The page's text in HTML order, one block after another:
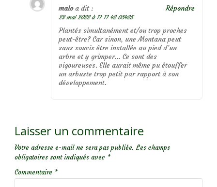
malo a dit :
23 mai 2022 à 11 11 42 05425
Plantés simultanément et/ou trop proches
peut-être? Car sinon, une Montana peut
sans soucis être installée au pied d’un
arbre et y grimper… Ce sont des
vigoureuses. Elle aurait même pu étouffer
un arbuste trop petit par rapport à son
développement.
Répondre
Laisser un commentaire
Votre adresse e-mail ne sera pas publiée. Les champs
obligatoires sont indiqués avec *
Commentaire *